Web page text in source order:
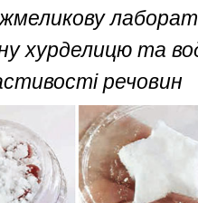
хурделицю та
речовин